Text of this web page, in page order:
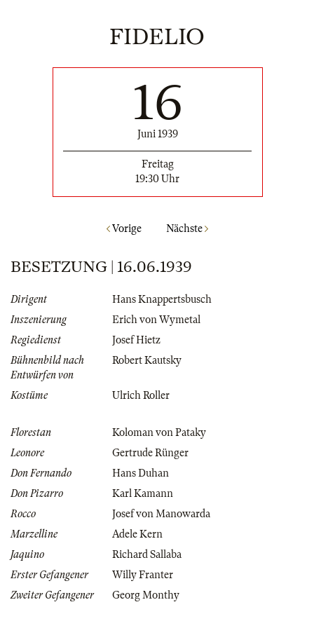
FIDELIO
16
Juni 1939
Freitag
19:30 Uhr
Vorige Nächste
BESETZUNG | 16.06.1939
Dirigent
Hans Knappertsbusch
Inszenierung
Erich von Wymetal
Regiedienst
Josef Hietz
Bühnenbild nach
Entwürfen von
Robert Kautsky
Kostüme Ulrich Roller
Florestan
Koloman von Pataky
Leonore
Gertrude Rünger
Don Fernando
Hans Duhan
Don Pizarro
Karl Kamann
Rocco
Josef von Manowarda
Marzelline
Adele Kern
Jaquino
Richard Sallaba
Erster Gefangener
Willy Franter
Zweiter Gefangener
Georg Monthy